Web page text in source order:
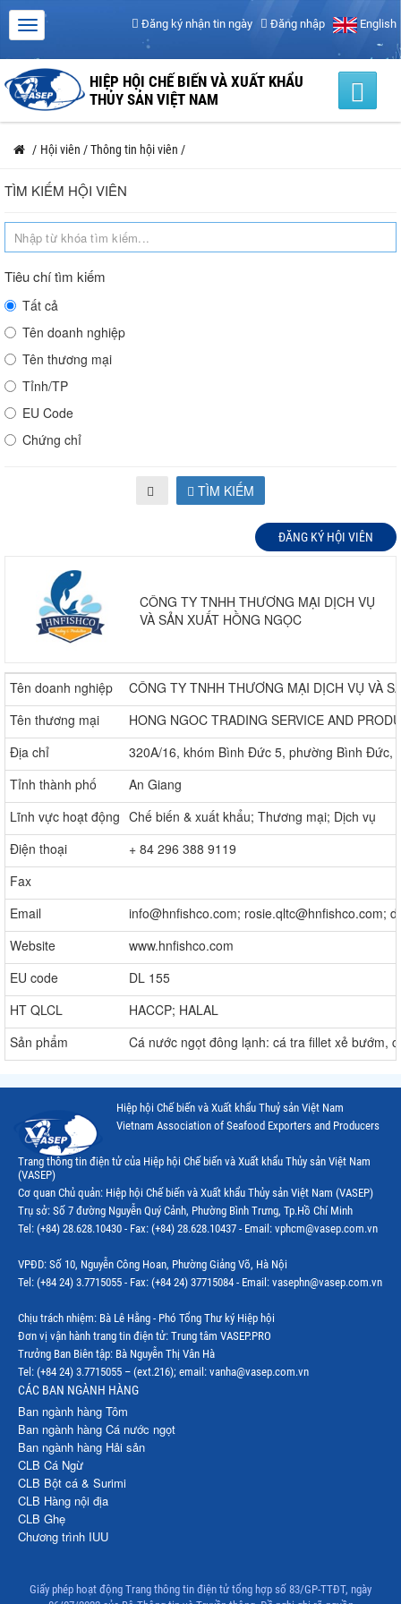
Đăng ký nhận tin ngày Đăng nhập English
HIỆP HỘI CHẾ BIẾN VÀ XUẤT KHẨU
THỦY SẢN VIỆT NAM
/ Hội viên /Thông tin hội viên /
TÌM KIẾM HỘI VIÊN
Tiêu chí tìm kiếm
Tất cả
Tên doanh nghiệp
Tên thương mại
Tỉnh/TP
EU Code
Chứng chỉ
TÌM KIẾM
ĐĂNG KÝ HỘI VIÊN
CÔNG TY TNHH THƯƠNG MẠI DỊCH VỤ
VÀ SẢN XUẤT HỒNG NGỌC
Tên doanh nghiệp
CÔNG TY TNHH THƯƠNG MẠI DỊCH VỤ VÀ
Tên thương mại
HONG NGOC TRADING SERVICE AND
Địa chỉ
320A/16, khóm Bình Đức 5, phường Bình Đức,
Tỉnh thành phố
An Giang
Lĩnh vực hoạt động Chế biến & xuất khẩu; Thương mại; Dịch vụ
Điện thoại
+ 84 296 388 9119
Fax
Email
info@hnfishco.com; rosie.qltc@hnfishco.com;
Website
www.hnfishco.com
EU code
DL 155
HT QLCL
HACCP; HALAL
Sản phẩm
Cá nước ngọt đông lạnh: cá tra fillet xẻ bướm,
Hiệp hội Chế biến và Xuất khẩu Thuỷ sản Việt Nam
Vietnam Association of Seafood Exporters and Producers
Trang thông tin điện tử của Hiệp hội Chế biến và Xuất khẩu Thủy sản Việt Nam
(VASEP)
Cơ quan Chủ quản: Hiệp hội Chế biến và Xuất khẩu Thủy sản Việt Nam (VASEP)
Trụ sở: Số 7 đường Nguyễn Quý Cảnh, Phường Bình Trưng, Tp.Hồ Chí Minh
Tel: (+84) 28.628.10430 - Fax: (+84) 28.628.10437 - Email: vphcm@vasep.com.vn
VPĐD: Số 10, Nguyễn Công Hoan, Phường Giảng Võ, Hà Nội
Tel: (+84 24) 3.7715055 - Fax: (+84 24) 37715084 - Email: vasephn@vasep.com.vn
Chịu trách nhiệm: Bà Lê Hằng - Phó Tổng Thư ký Hiệp hội
Đơn vị vận hành trang tin điện tử: Trung tâm VASEP.PRO
Trưởng Ban Biên tập: Bà Nguyễn Thị Vân Hà
Tel: (+84 24) 3.7715055 – (ext.216); email: vanha@vasep.com.vn
CÁC BAN NGÀNH HÀNG
Ban ngành hàng Tôm
Ban ngành hàng Cá nước ngọt
Ban ngành hàng Hải sản
CLB Cá Ngừ
CLB Bột cá & Surimi
CLB Hàng nội địa
CLB Ghẹ
Chương trình IUU
Giấy phép hoạt động Trang thông tin điện tử tổng hợp số 83/GP-TTĐT, ngày